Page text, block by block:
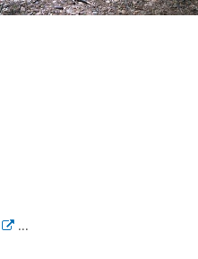
...